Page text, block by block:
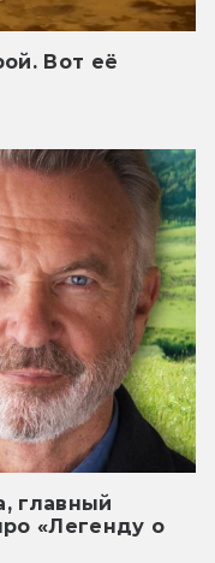
Вот её
главный
«Легенду о